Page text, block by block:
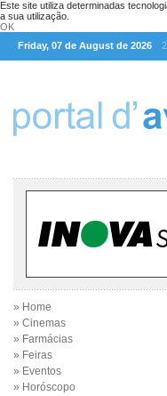
Este site utiliza determinadas
a sua utilização.
OK
Friday, 07 de August de 2026
» Home
» Cinemas
» Farmácias
» Feiras
» Eventos
» Horóscopo